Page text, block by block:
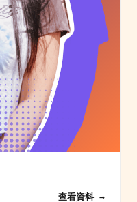
查看資料 →